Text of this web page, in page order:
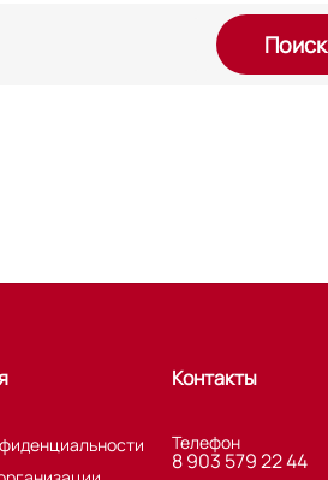
Поиск
Контакты
Телефон
8 903 579 22 44